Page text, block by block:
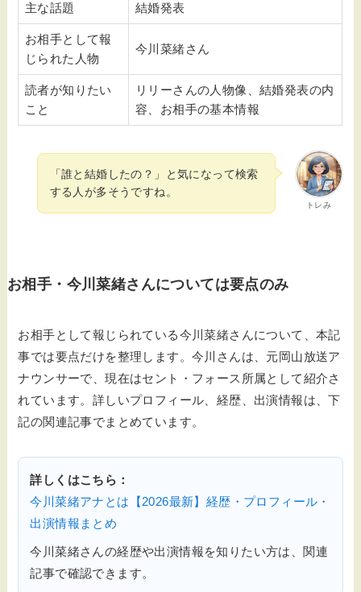
主な話題 結婚発表
お相手として報
じられた人物
今川菜緒さん
読者が知りたい
こと
リリーさんの人物像、結婚発表の内
容、お相手の基本情報
トレみ
「誰と結婚したの？」と気になって検索
する人が多そうですね。
お相手・今川菜緒さんについては要点のみ
お相手として報じられている今川菜緒さんについて、本記
事では要点だけを整理します。今川さんは、元岡山放送ア
ナウンサーで、現在はセント・フォース所属として紹介さ
れています。詳しいプロフィール、経歴、出演情報は、下
記の関連記事でまとめています。
詳しくはこちら：
今川菜緒アナとは【2026最新】経歴・プロフィール・
出演情報まとめ
今川菜緒さんの経歴や出演情報を知りたい方は、関連
記事で確認できます。